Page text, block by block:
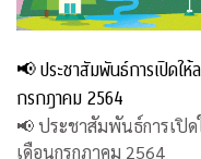
📢 ประชาสัมพันธ์การเปิดให้
กรกฎาคม 2564
📢 ประชาสัมพันธ์การเปิด
เดือนกรกฎาคม 2564